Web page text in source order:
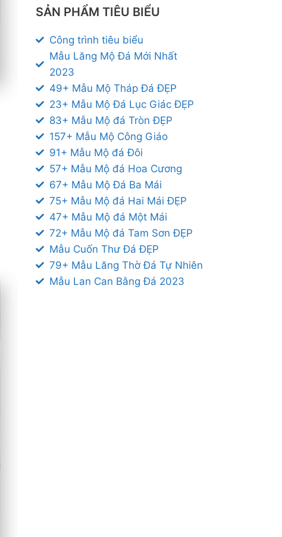
SẢN PHẨM TIÊU BIỂU
Công trình tiêu biểu
Mẫu Lăng Mộ Đá Mới Nhất
2023
49+ Mẫu Mộ Tháp Đá ĐẸP
23+ Mẫu Mộ Đá Lục Giác ĐẸP
83+ Mẫu Mộ đá Tròn ĐẸP
157+ Mẫu Mộ Công Giáo
91+ Mẫu Mộ đá Đôi
57+ Mẫu Mộ đá Hoa Cương
67+ Mẫu Mộ Đá Ba Mái
75+ Mẫu Mộ đá Hai Mái ĐẸP
47+ Mẫu Mộ đá Một Mái
72+ Mẫu Mộ đá Tam Sơn ĐẸP
Mẫu Cuốn Thư Đá ĐẸP
79+ Mẫu Lăng Thờ Đá Tự Nhiên
Mẫu Lan Can Bằng Đá 2023